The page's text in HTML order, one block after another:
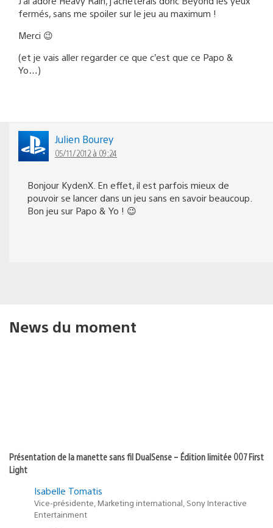
fermés, sans me spoiler sur le jeu au maximum !
Merci 😉
(et je vais aller regarder ce que c’est que ce Papo &
Yo…)
Julien Bourey
05/11/2012 à 09:24
Bonjour KydenX. En effet, il est parfois mieux de
pouvoir se lancer dans un jeu sans en savoir beaucoup.
Bon jeu sur Papo & Yo ! 😉
News du moment
Présentation de la manette sans fil DualSense – Édition limitée 007 First
Light
Isabelle Tomatis
Vice-présidente, Marketing international, Sony Interactive
Entertainment